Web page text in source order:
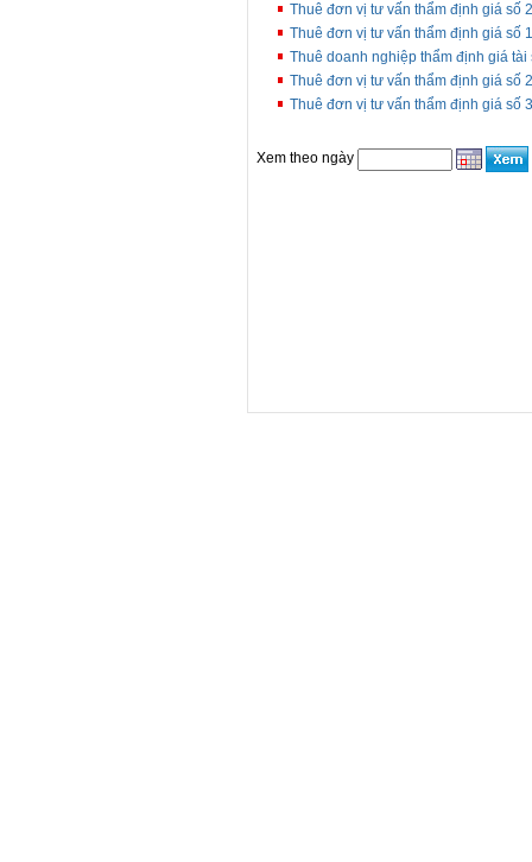
Thuê đơn vị tư vấn thẩm định giá số
Thuê đơn vị tư vấn thẩm định giá số
Thuê doanh nghiệp thẩm định giá
Thuê đơn vị tư vấn thẩm định giá số
Thuê đơn vị tư vấn thẩm định giá số
Xem theo ngày